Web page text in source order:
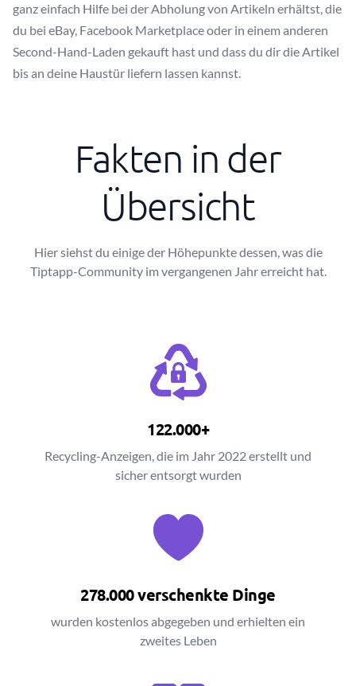
ganz einfach Hilfe bei der Abholung von Artikeln erhältst, die
du bei eBay, Facebook Marketplace oder in einem anderen
Second-Hand-Laden gekauft hast und dass du dir die Artikel
bis an deine Haustür liefern lassen kannst.
Fakten in der
Übersicht
Hier siehst du einige der Höhepunkte dessen, was die
Tiptapp-Community im vergangenen Jahr erreicht hat.
122.000+
Recycling-Anzeigen, die im Jahr 2022 erstellt und
sicher entsorgt wurden
278.000 verschenkte Dinge
wurden kostenlos abgegeben und erhielten ein
zweites Leben